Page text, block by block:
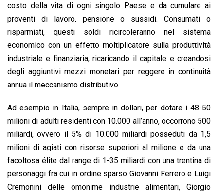
costo della vita di ogni singolo Paese e da cumulare ai
proventi di lavoro, pensione o sussidi. Consumati o
risparmiati, questi soldi ricircoleranno nel sistema
economico con un effetto moltiplicatore sulla produttività
industriale e finanziaria, ricaricando il capitale e creandosi
degli aggiuntivi mezzi monetari per reggere in continuità
annua il meccanismo distributivo.
Ad esempio in Italia, sempre in dollari, per dotare i 48-50
milioni di adulti residenti con 10.000 all’anno, occorrono 500
miliardi, ovvero il 5% di 10.000 miliardi posseduti da 1,5
milioni di agiati con risorse superiori al milione e da una
facoltosa élite dal range di 1-35 miliardi con una trentina di
personaggi fra cui in ordine sparso Giovanni Ferrero e Luigi
Cremonini delle omonime industrie alimentari, Giorgio